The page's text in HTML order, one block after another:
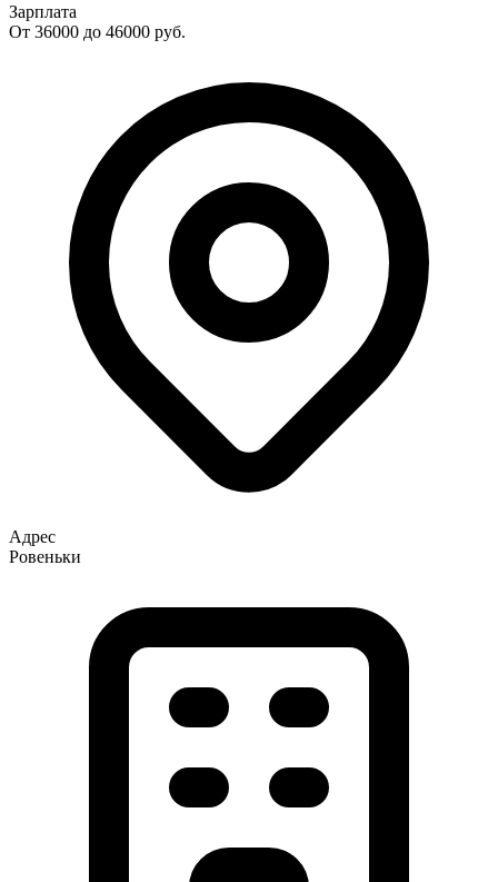
Зарплата
От 36000 до 46000 руб.
Адрес
Ровеньки